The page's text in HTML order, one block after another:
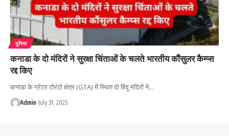
दुनिया
कनाडा के दो मंदिरों ने सुरक्षा चिंताओं के चलते भारतीय कौंसुलर कैम्प्स
रद्द किए
कनाडा के ग्रेटर टोरंटो क्षेत्र (GTA) में स्थित दो हिंदू मंदिरों ने…
Admin July 31, 2025